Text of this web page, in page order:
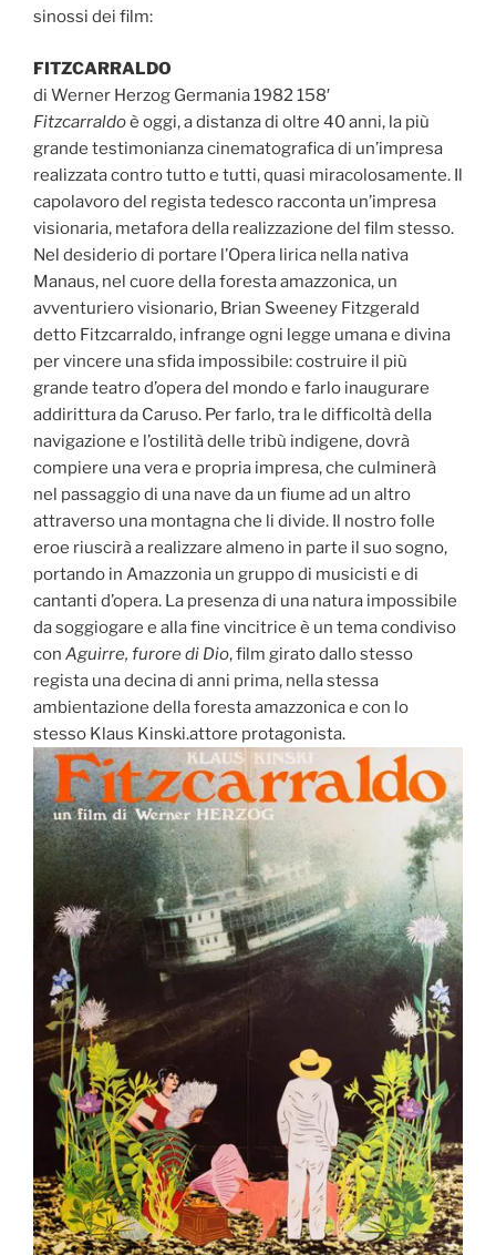
sinossi dei film:
FITZCARRALDO
di Werner Herzog Germania 1982 158′
Fitzcarraldoè oggi, a distanza di oltre 40 anni, la più
grande testimonianza cinematografica di un’impresa
realizzata contro tutto e tutti, quasi miracolosamente. Il
capolavoro del regista tedesco racconta un’impresa
visionaria, metafora della realizzazione del film stesso.
Nel desiderio di portare l’Opera lirica nella nativa
Manaus, nel cuore della foresta amazzonica, un
avventuriero visionario, Brian Sweeney Fitzgerald
detto Fitzcarraldo, infrange ogni legge umana e divina
per vincere una sfida impossibile: costruire il più
grande teatro d’opera del mondo e farlo inaugurare
addirittura da Caruso. Per farlo, tra le difficoltà della
navigazione e l’ostilità delle tribù indigene, dovrà
compiere una vera e propria impresa, che culminerà
nel passaggio di una nave da un fiume ad un altro
attraverso una montagna che li divide. Il nostro folle
eroe riuscirà a realizzare almeno in parte il suo sogno,
portando in Amazzonia un gruppo di musicisti e di
cantanti d’opera. La presenza di una natura impossibile
da soggiogare e alla fine vincitrice è un tema condiviso
con Aguirre, furore di Dio, film girato dallo stesso
regista una decina di anni prima, nella stessa
ambientazione della foresta amazzonica e con lo
stesso Klaus Kinski.attore protagonista.